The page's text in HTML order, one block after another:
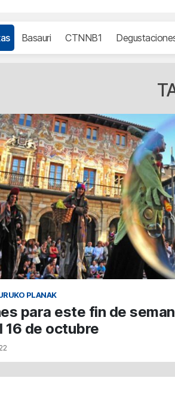
Basauri CTNNB1
PLANAK
para este fin de
16 de octubre